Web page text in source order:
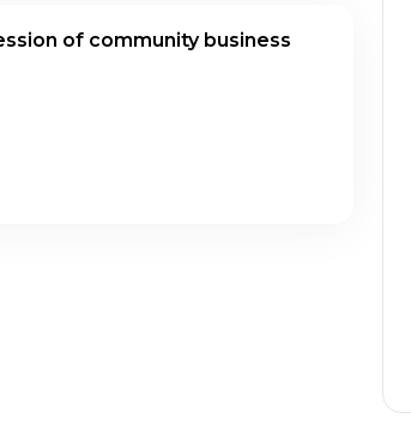
of community business